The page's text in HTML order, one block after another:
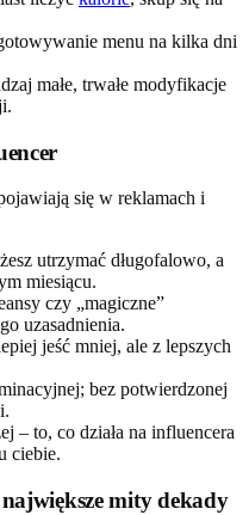
menu na kilka dni
małe, trwałe modyfikacje
się w reklamach i
utrzymać długofalowo, a
miesiącu.
czy „magiczne”
uzasadnienia.
jeść mniej, ale z lepszych
bez potwierdzonej
– to, co działa na influencera
ciebie.
mity dekady